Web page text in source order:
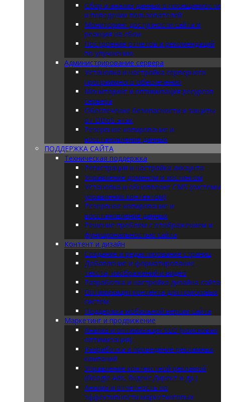
Сбор и анализ данных о посещаемости
и поведении пользователей
Мониторинг доступности сайта и
реакция на сбои
Построение отчетов и рекомендаций
по улучшению
Администрирование сервера
Установка и настройка серверного
программного обеспечения
Мониторинг и оптимизация ресурсов
сервера
Обеспечение безопасности и защиты
от DDoS-атак
Резервное копирование и
восстановление данных
ПОДДЕРЖКА САЙТА
Техническая поддержка
Регистрация и настройка аккаунта
Управление доменом и хостингом
Установка и обновление CMS (системы
управления контентом)
Резервное копирование и
восстановление данных
Решение проблем с отображением и
функциональностью сайта
Контент и дизайн
Создание и редактирование страниц
Добавление и форматирование
текста, изображений и видео
Разработка и настройка дизайна сайта
Оптимизация контента для поисковых
систем
Поддержка мобильной версии сайта
Маркетинг и продвижение
Анализ и оптимизация SEO (поисковая
оптимизация)
Разработка и проведение рекламных
кампаний
Управление контекстной рекламой
(Google Ads, Яндекс.Директ и др.)
Анализ и отчетность по
эффективности маркетинговых